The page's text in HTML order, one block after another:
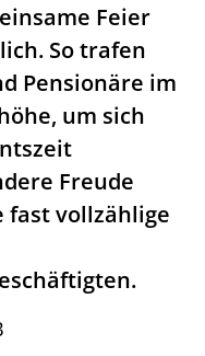
Feier
So trafen
Pensionäre im
um sich
Freude
fast vollzählige